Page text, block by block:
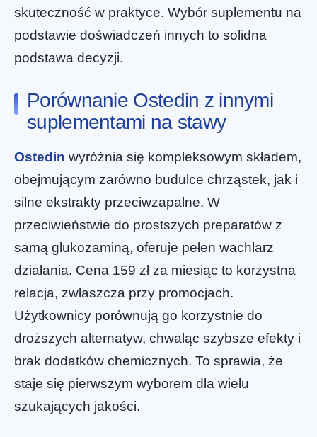
skuteczność w praktyce. Wybór suplementu na
podstawie doświadczeń innych to solidna
podstawa decyzji.
Porównanie Ostedin z innymi
suplementami na stawy
Ostedin wyróżnia się kompleksowym składem,
obejmującym zarówno budulce chrząstek, jak i
silne ekstrakty przeciwzapalne. W
przeciwieństwie do prostszych preparatów z
samą glukozaminą, oferuje pełen wachlarz
działania. Cena 159 zł za miesiąc to korzystna
relacja, zwłaszcza przy promocjach.
Użytkownicy porównują go korzystnie do
droższych alternatyw, chwaląc szybsze efekty i
brak dodatków chemicznych. To sprawia, że
staje się pierwszym wyborem dla wielu
szukających jakości.